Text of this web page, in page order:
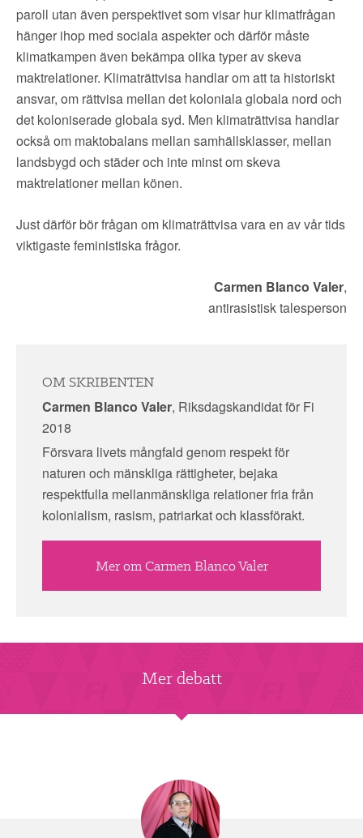
paroll utan även perspektivet som visar hur klimatfrågan
hänger ihop med sociala aspekter och därför måste
klimatkampen även bekämpa olika typer av skeva
maktrelationer. Klimaträttvisa handlar om att ta historiskt
ansvar, om rättvisa mellan det koloniala globala nord och
det koloniserade globala syd. Men klimaträttvisa handlar
också om maktobalans mellan samhällsklasser, mellan
landsbygd och städer och inte minst om skeva
maktrelationer mellan könen.
Just därför bör frågan om klimaträttvisa vara en av vår tids
viktigaste feministiska frågor.
Carmen Blanco Valer,
antirasistisk talesperson
OM SKRIBENTEN
Carmen Blanco Valer, Riksdagskandidat för Fi
2018
Försvara livets mångfald genom respekt för
naturen och mänskliga rättigheter, bejaka
respektfulla mellanmänskliga relationer fria från
kolonialism, rasism, patriarkat och klassförakt.
Mer om Carmen Blanco Valer
Mer debatt